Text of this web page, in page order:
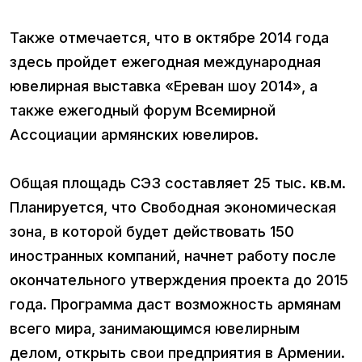
Также отмечается, что в октябре 2014 года
здесь пройдет ежегодная международная
ювелирная выставка «Ереван шоу 2014», а
также ежегодный форум Всемирной
Ассоциации армянских ювелиров.
Общая площадь СЭЗ составляет 25 тыс. кв.м.
Планируется, что Свободная экономическая
зона, в которой будет действовать 150
иностранных компаний, начнет работу после
окончательного утверждения проекта до 2015
года. Программа даст возможность армянам
всего мира, занимающимся ювелирным
делом, открыть свои предприятия в Армении.